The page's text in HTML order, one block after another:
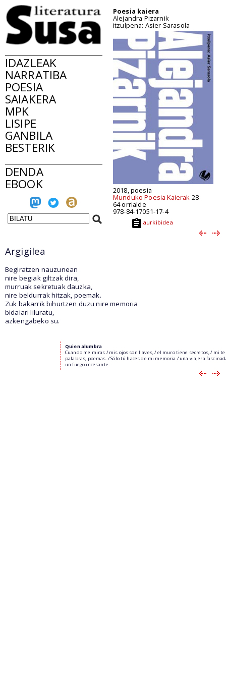
IDAZLEAK
NARRATIBA
POESIA
SAIAKERA
MPK
LISIPE
GANBILA
BESTERIK
DENDA
EBOOK
Poesia kaiera
Alejandra Pizarnik
itzulpena: Asier Sarasola
2018, poesia
Munduko Poesia Kaierak 28
64 orrialde
978-84-17051-17-4
aurkibidea
Argigilea
Begiratzen nauzunean
nire begiak giltzak dira,
murruak sekretuak dauzka,
nire beldurrak hitzak, poemak.
Zuk bakarrik bihurtzen duzu nire memoria
bidaiari liluratu,
azkengabeko su.
Quien alumbra
Cuando me miras / mis ojos son llaves, / el muro tiene secretos, / mi
palabras, poemas. / Sólo tú haces de mi memoria / una viajera
un fuego incesante.